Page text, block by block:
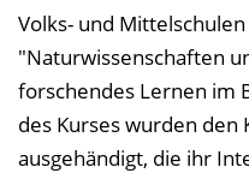
Volks- und
"Naturwissenschaften
forschendes Lernen im
des Kurses wurden den
ausgehändigt, die ihr